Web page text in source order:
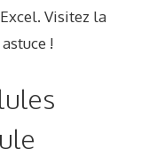
Visitez la
!